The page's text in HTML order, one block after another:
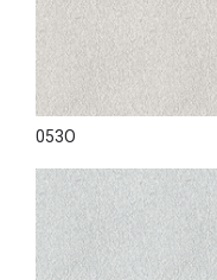
053O